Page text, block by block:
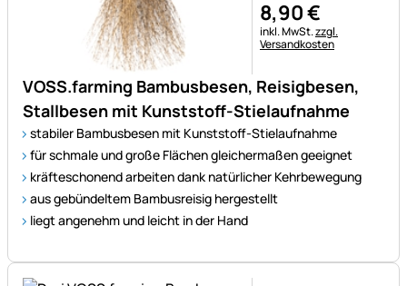
VOSS.farming Bambusbesen, Reisigbesen,
Stallbesen mit Kunststoff-Stielaufnahme
stabiler Bambusbesen mit Kunststoff-Stielaufnahme
für schmale und große Flächen gleichermaßen geeignet
kräfteschonend arbeiten dank natürlicher Kehrbewegung
aus gebündeltem Bambusreisig hergestellt
liegt angenehm und leicht in der Hand
8,90€
Steuerhinweis:
inkl. MwSt.zzgl.
Versandkosten